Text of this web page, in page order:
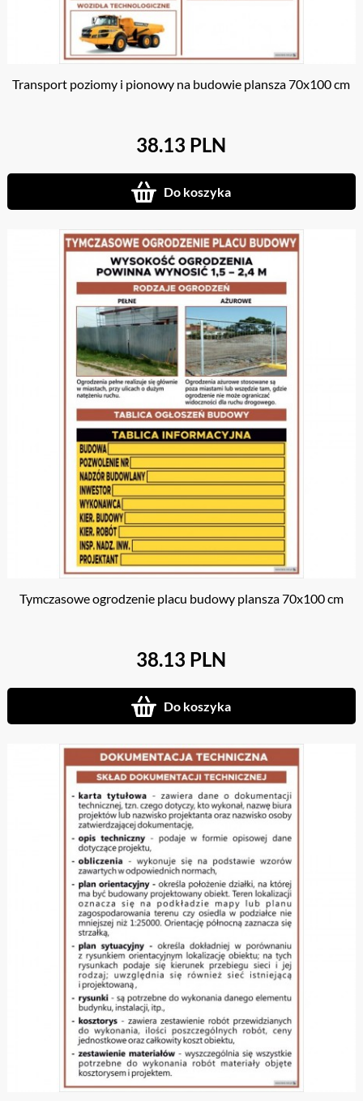
Transport poziomy i pionowy na budowie plansza 70x100 cm
38.13 PLN
Do koszyka
Tymczasowe ogrodzenie placu budowy plansza 70x100 cm
38.13 PLN
Do koszyka